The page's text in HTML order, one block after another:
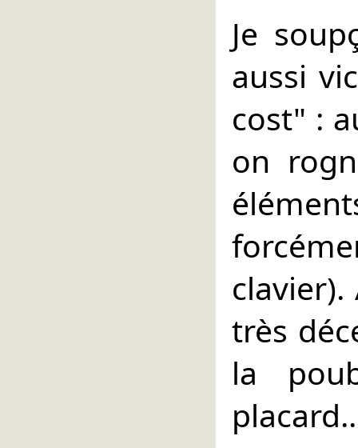
Je
aussi
cost" :
on
très
la